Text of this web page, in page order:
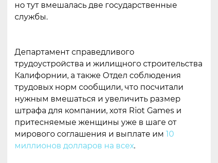
но тут вмешалась две государственные
службы.
Департамент справедливого
трудоустройства и жилищного строительства
Калифорнии, а также Отдел соблюдения
трудовых норм сообщили, что посчитали
нужным вмешаться и увеличить размер
штрафа для компании, хотя Riot Games и
притесняемые женщины уже в шаге от
мирового соглашения и выплате им 10
миллионов долларов на всех.